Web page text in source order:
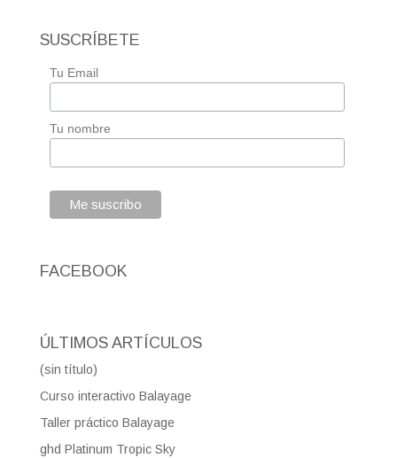
SUSCRÍBETE
Tu Email
Tu nombre
FACEBOOK
ÚLTIMOS ARTÍCULOS
(sin título)
Curso interactivo Balayage
Taller práctico Balayage
ghd Platinum Tropic Sky